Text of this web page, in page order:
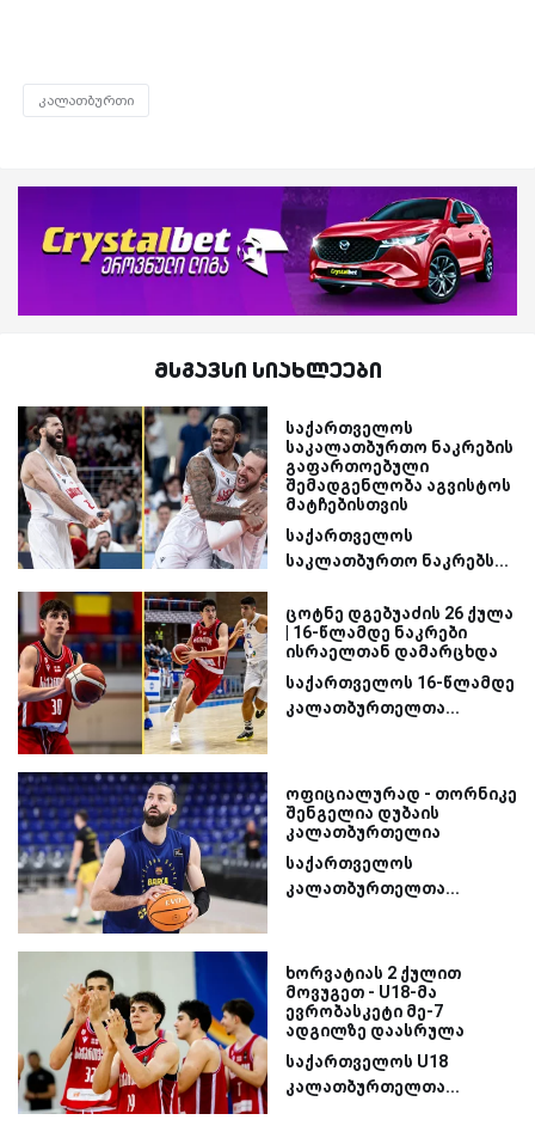
კალათბურთი
მსგავსი სიახლეები
საქართველოს
საკალათბურთო ნაკრების
გაფართოებული
შემადგენლობა აგვისტოს
მატჩებისთვის
საქართველოს
საკლათბურთო ნაკრებს...
ცოტნე დგებუაძის 26 ქულა
| 16-წლამდე ნაკრები
ისრაელთან დამარცხდა
საქართველოს 16-წლამდე
კალათბურთელთა...
ოფიციალურად - თორნიკე
შენგელია დუბაის
კალათბურთელია
საქართველოს
კალათბურთელთა...
ხორვატიას 2 ქულით
მოვუგეთ - U18-მა
ევრობასკეტი მე-7
ადგილზე დაასრულა
საქართველოს U18
კალათბურთელთა...